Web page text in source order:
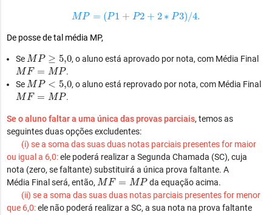
MP = (P1 + P2 + 2 ∗ P3)/4.
M (P1 + 2+ 2 ∗P )/4.
De posse de tal média MP,
Se MP ≥ 5,0
MP≥ 5 0
, o aluno está aprovado por nota, com Média Final
MF = MP
MF= P
.
Se MP < 5,0
MP< 5, 0
, o aluno está reprovado por nota, com Média Final
MF = MP
MF= P .
Se o aluno faltar a uma única das provas parciais, temos as
seguintes duas opções excludentes:
(i) se a soma das suas duas notas parciais presentes for maior
ou igual a 6,0:ele poderá realizar a Segunda Chamada (SC), cuja
nota (zero, se faltante) substituirá a única prova faltante. A
Média Final será, então, MF = MP
MF= P
da equação acima.
(ii) se a soma das suas duas notas parciais presentes for menor
que 6,0:ele não poderá realizar a SC, a sua nota na prova faltante